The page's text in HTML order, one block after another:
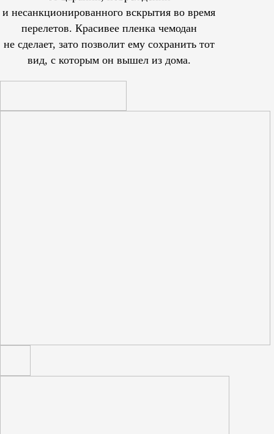
и несанкционированного вскрытия во время
перелетов. Красивее пленка чемодан
не сделает, зато позволит ему сохранить тот
вид, с которым он вышел из дома.